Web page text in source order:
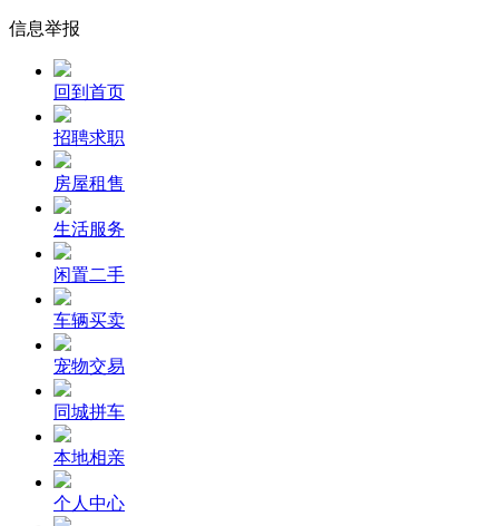
信息举报
回到首页
招聘求职
房屋租售
生活服务
闲置二手
车辆买卖
宠物交易
同城拼车
本地相亲
个人中心